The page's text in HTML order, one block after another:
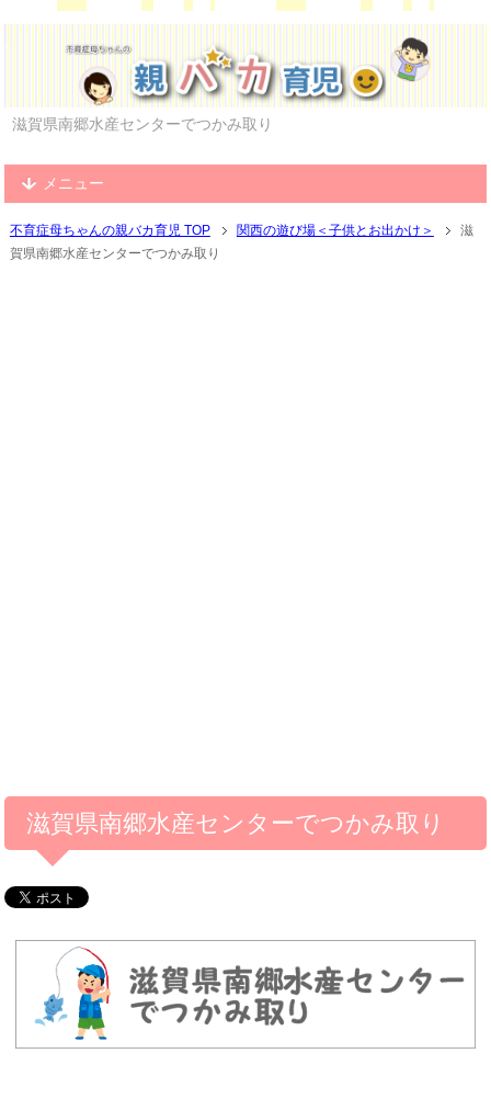
滋賀県南郷水産センターでつかみ取り
メニュー
不育症母ちゃんの親バカ育児 TOP 関西の遊び場＜子供とお出かけ＞
滋
賀県南郷水産センターでつかみ取り
滋賀県南郷水産センターでつかみ取り